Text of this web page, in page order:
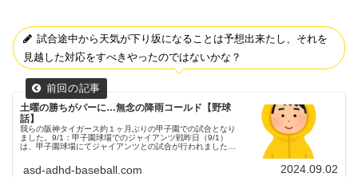
試合途中から天気が下り坂になることは予想出来たし、それを
見越した対応をすべきやったのではないかな？
土曜の勝ちがパーに…無念の降雨コールド【野球
話】
我らの阪神タイガース約１ヶ月ぶりの甲子園での試合となり
ました。9/1：甲子園球場でのジャイアンツ戦昨日（9/1）
は、甲子園球場にてジャイアンツとの試合が行われました。
asd-adhd-baseball.com 2024.09.02